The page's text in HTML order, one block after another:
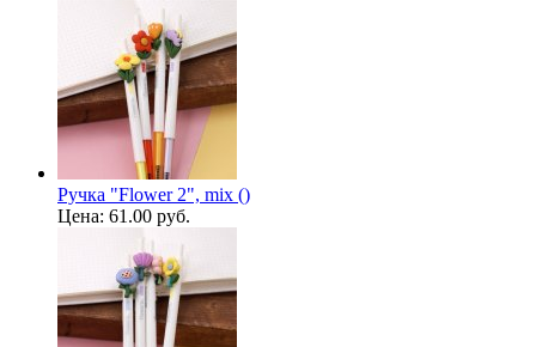
Ручка "Flower 2", mix ()
Цена: 61.00 руб.